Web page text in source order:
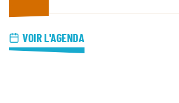
VOIR L'AGENDA